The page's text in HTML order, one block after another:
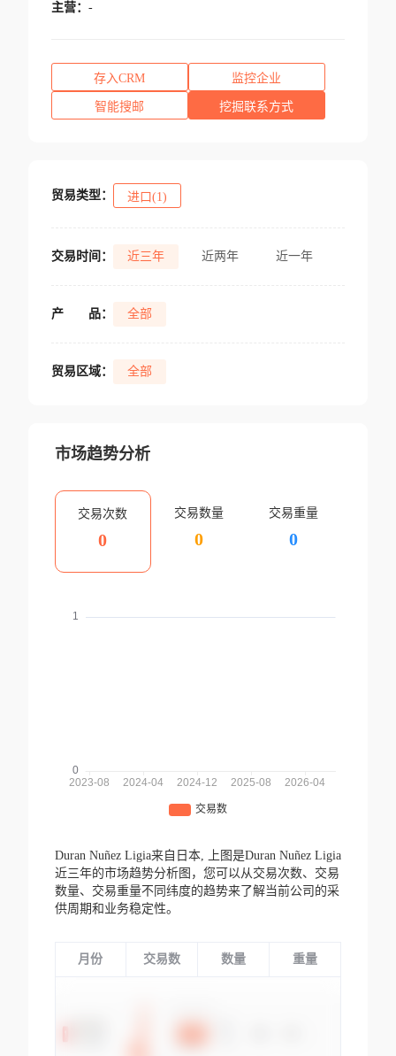
主营： -
存入CRM 监控企业
智能搜邮 挖掘联系方式
贸易类型： 进口(1)
交易时间： 近三年 近两年 近一年
产 品： 全部
贸易区域： 全部
市场趋势分析
交易次数
0
交易数量
0
交易重量
0
Duran Nuñez Ligia来自日本,
上图是Duran Nuñez Ligia
近三年的市场趋势分析图，您可以从交易次数、交易
数量、交易重量不同纬度的趋势来了解当前公司的采
供周期和业务稳定性。
月份 交易数 数量 重量